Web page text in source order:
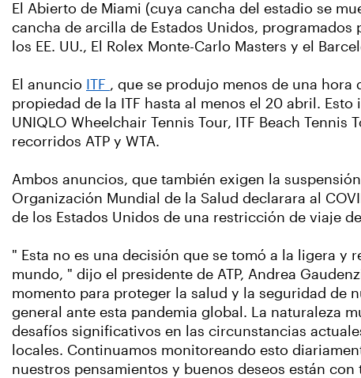
El Abierto de Miami (cuya cancha del estadio se
cancha de arcilla de Estados Unidos,
los EE. UU., El Rolex Monte-Carlo Masters y el
El anuncio ITF , que se produjo menos de una hora
propiedad de la ITF hasta al menos el 20 abril.
UNIQLO Wheelchair Tennis Tour, ITF Beach
recorridos ATP y WTA.
Ambos anuncios, que también exigen la
Organización Mundial de la Salud declarara al
de los Estados Unidos de una restricción de viaje
" Esta no es una decisión que se tomó a la ligera y
mundo, " dijo el presidente de ATP, Andrea
momento para proteger la salud y la seguridad de
general ante esta pandemia global. La naturaleza
desafíos significativos en las circunstancias
locales. Continuamos monitoreando esto
nuestros pensamientos y buenos deseos están